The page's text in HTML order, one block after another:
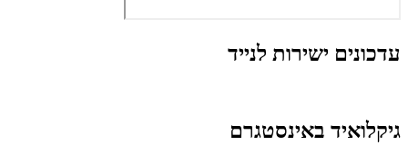
עדכונים ישירות לנייד
גיקלואיד באינסטגרם